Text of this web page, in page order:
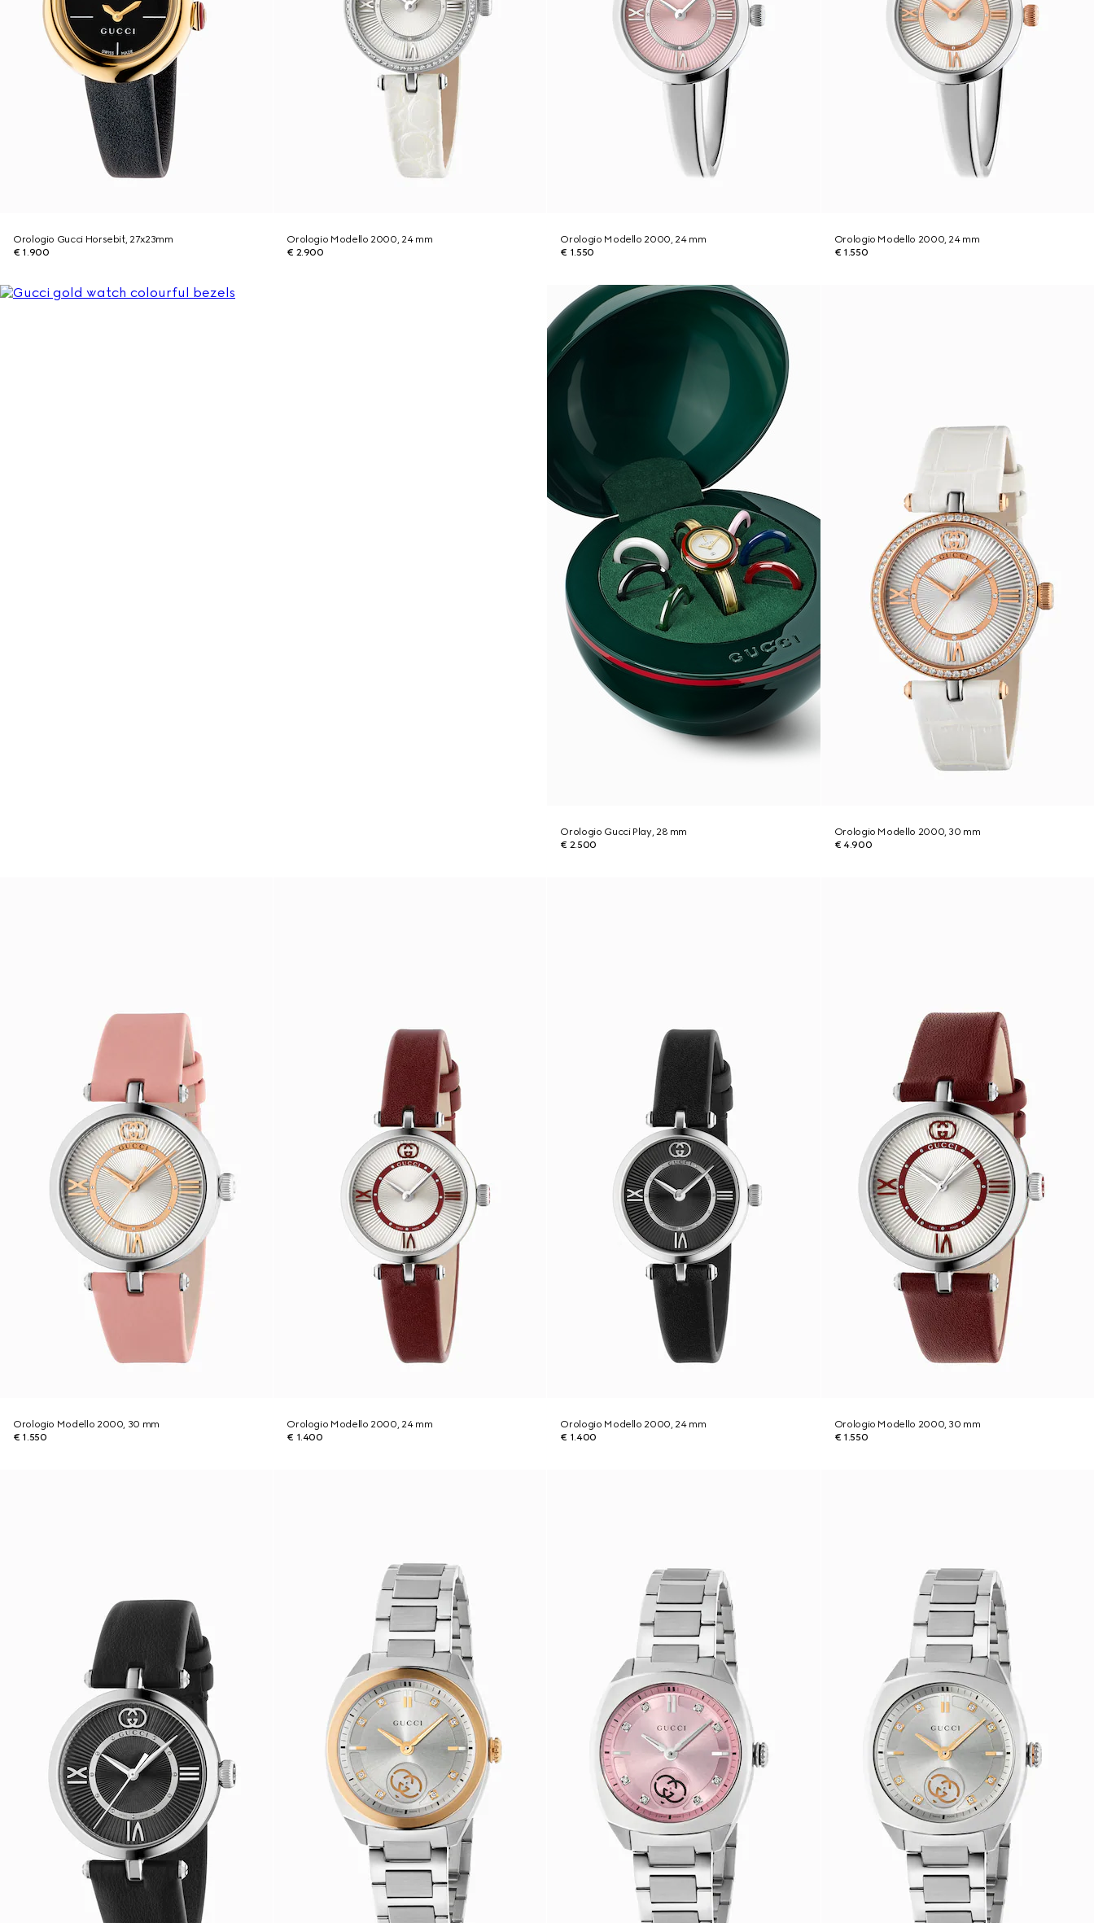
Orologio Gucci Horsebit, 27x23mm
€ 1.900
Orologio Modello 2000, 24 mm
€ 2.900
Orologio Modello 2000, 24 mm
€ 1.550
Orologio Modello 2000, 24 mm
€ 1.550
Orologio Gucci Play, 28 mm
€ 2.500
Orologio Modello 2000, 30 mm
€ 4.900
Orologio Modello 2000, 30 mm
€ 1.550
Orologio Modello 2000, 24 mm
€ 1.400
Orologio Modello 2000, 24 mm
€ 1.400
Orologio Modello 2000, 30 mm
€ 1.550